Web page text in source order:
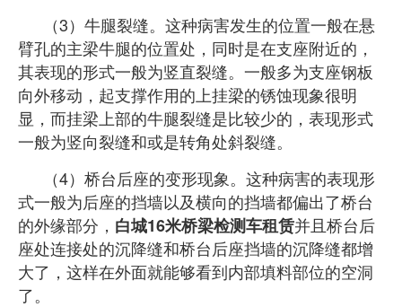
（3）牛腿裂缝。这种病害发生的位置一般在悬
臂孔的主梁牛腿的位置处，同时是在支座附近的 ，
其表现的形式一般为竖直裂缝。一般多为支座钢板
向外移动，起支撑作用的上挂梁的锈蚀现象很明
显，而挂梁上部的牛腿裂缝是比较少的，表现形式
一般为竖向裂缝和或是转角处斜裂缝。
（4）桥台后座的变形现象。这种病害的表现形
式一般为后座的挡墙以及横向的挡墙都偏出了桥台
的外缘部分， 白城16米桥梁检测车租赁并且桥台后
座处连接处的沉降缝和桥台后座挡墙的沉降缝都增
大了，这样在外面就能够看到内部填料部位的空洞
了。